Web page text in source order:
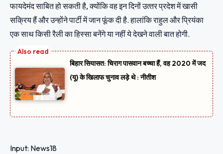
फायदेमंद साबित हो सकती है, क्‍योंकि वह इन दिनों उत्‍तर प्रदेश में खासी
सक्रिय हैं और उन्‍होंने पार्टी में जान फूंक दी है. हालांकि राहुल और प्रियंका
एक साथ किसी रैली का हिस्‍सा बनेंगे या नहीं ये देखने वाली बात होगी.
बिहार सियासत: चिराग पासवान बच्चा हैं, वह 2020 में जद
(यू) के खिलाफ चुनाव लड़े थे : नीतीश
Input: News18